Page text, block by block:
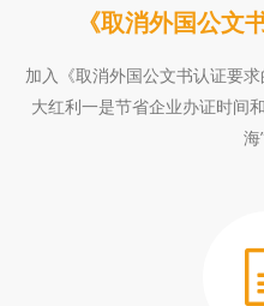
《取消外国公文
加入《取消外国公文书认证要
大红利一是节省企业办证时间
海